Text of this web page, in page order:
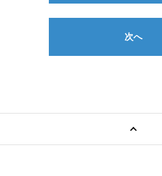
次へ